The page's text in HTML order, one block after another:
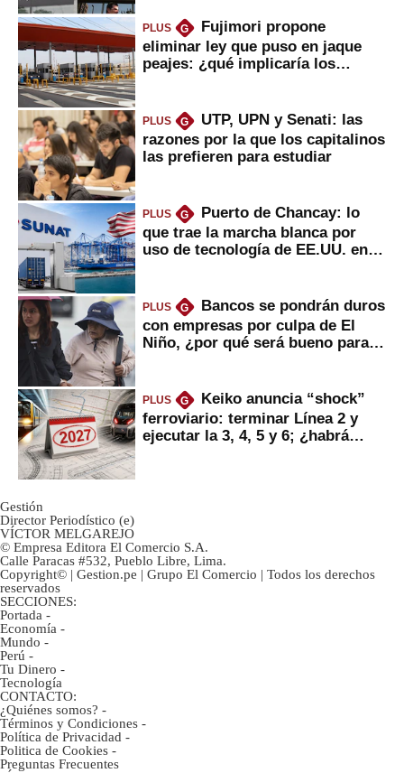
PLUS G
Fujimori propone
eliminar ley que puso en jaque
peajes: ¿qué implicaría los
PLUS G
UTP, UPN y Senati: las
razones por la que los capitalinos
las prefieren para estudiar
PLUS G
Puerto de Chancay: lo
que trae la marcha blanca por
uso de tecnología de EE.UU. en
PLUS G
Bancos se pondrán duros
con empresas por culpa de El
Niño, ¿por qué será bueno para
PLUS G
Keiko anuncia “shock”
ferroviario: terminar Línea 2 y
ejecutar la 3, 4, 5 y 6; ¿habrá
Gestión
Director Periodístico (e)
VÍCTOR MELGAREJO
© Empresa Editora El Comercio S.A.
Calle Paracas #532, Pueblo Libre, Lima.
Copyright© | Gestion.pe | Grupo El Comercio | Todos los derechos
reservados
SECCIONES:
Portada -
Economía -
Mundo -
Perú -
Tu Dinero -
Tecnología
CONTACTO:
¿Quiénes somos? -
Términos y Condiciones -
Política de Privacidad -
Politica de Cookies -
Preguntas Frecuentes